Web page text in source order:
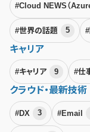
#Cloud NEWS（Azure
#世界の話題 5
キャリア
#キャリア 9 #仕
クラウド・最新技術
#DX 3 #Email